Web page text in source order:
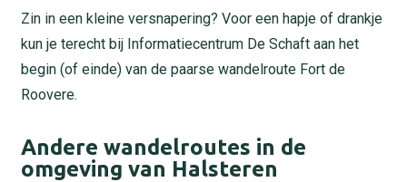
Zin in een kleine versnapering? Voor een hapje of drankje
kun je terecht bij Informatiecentrum De Schaft aan het
begin (of einde) van de paarse wandelroute Fort de
Roovere.
Andere wandelroutes in de
omgeving van Halsteren